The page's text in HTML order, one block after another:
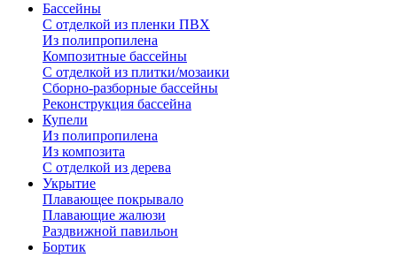
Бассейны
С отделкой из пленки ПВХ
Из полипропилена
Композитные бассейны
С отделкой из плитки/мозаики
Сборно-разборные бассейны
Реконструкция бассейна
Купели
Из полипропилена
Из композита
С отделкой из дерева
Укрытие
Плавающее покрывало
Плавающие жалюзи
Раздвижной павильон
Бортик